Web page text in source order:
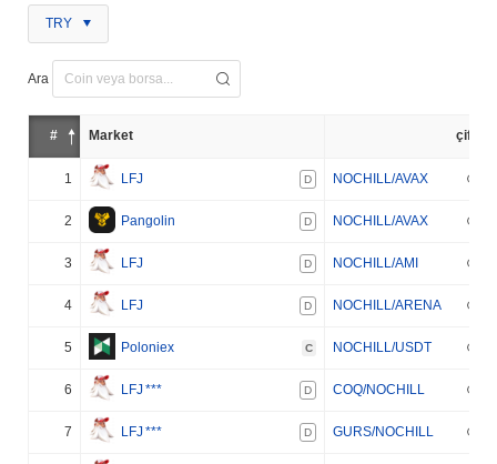
TRY
Ara
# Market çift
1 LFJ D NOCHILL/AVAX
2 Pangolin D NOCHILL/AVAX
3 LFJ D NOCHILL/AMI
4 LFJ D NOCHILL/ARENA
5 Poloniex C NOCHILL/USDT
6 LFJ*** D COQ/NOCHILL
7 LFJ*** D GURS/NOCHILL